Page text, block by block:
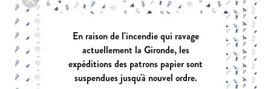
En raison de l'incendie qui ravage
actuellement la Gironde, les
expéditions des patrons papier sont
suspendues jusqu'à nouvel ordre.